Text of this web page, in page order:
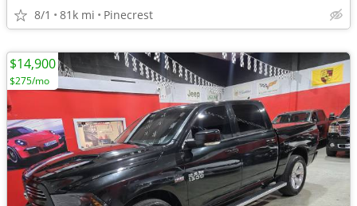
8/1 81k mi Pinecrest
$14,900
$275/mo